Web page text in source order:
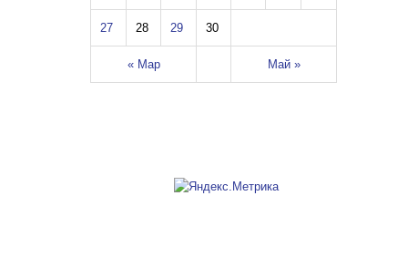
« Мар Май »
27 28 29 30